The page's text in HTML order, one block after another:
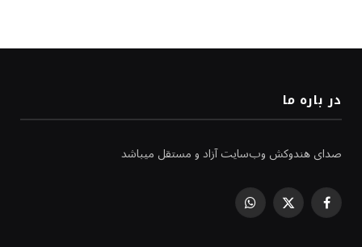
در باره ما
صدای هندوکش وب‌سایت آزاد و مستقل میباشد
Facebook
X
WhatsApp